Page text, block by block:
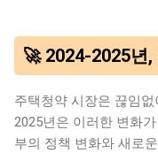
🚀 2024-2025년
주택청약 시장은 끊임
2025년은 이러한 변화
부의 정책 변화와 새로